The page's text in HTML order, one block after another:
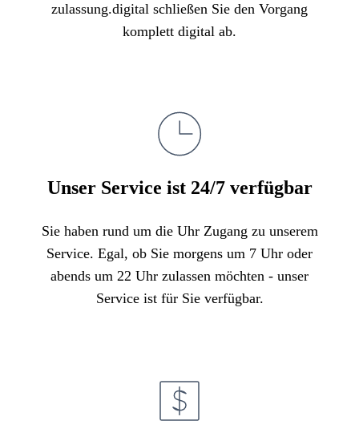
zulassung.digital schließen Sie den Vorgang
komplett digital ab.
Unser Service ist 24/7 verfügbar
Sie haben rund um die Uhr Zugang zu unserem
Service. Egal, ob Sie morgens um 7 Uhr oder
abends um 22 Uhr zulassen möchten - unser
Service ist für Sie verfügbar.